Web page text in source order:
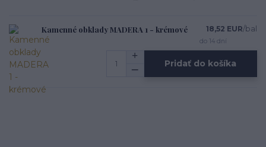
Kamenné obklady MADERA 1 - krémové 18,52 EUR/bal
do 14 dní
Pridať do košíka